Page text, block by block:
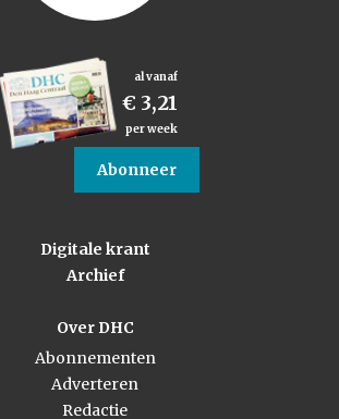
al vanaf
€ 3,21
per week
Abonneer
Digitale krant
Archief
Over DHC
Abonnementen
Adverteren
Redactie